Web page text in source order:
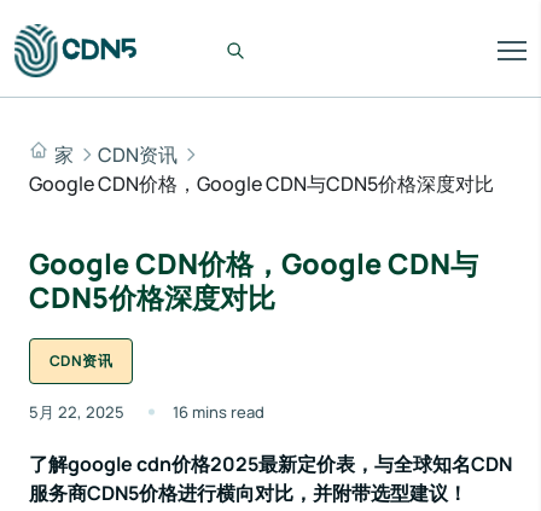
家
CDN资讯
Google CDN价格，Google CDN与CDN5价格深度对比
Google CDN价格，Google CDN与
CDN5价格深度对比
CDN资讯
5月 22, 2025 16 mins read
了解google cdn价格2025最新定价表，与全球知名CDN
服务商CDN5价格进行横向对比，并附带选型建议！